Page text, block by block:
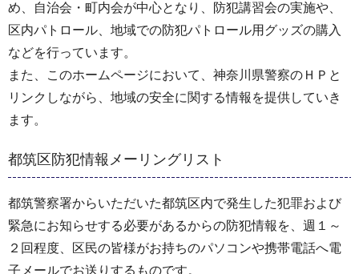
め、自治会・町内会が中心となり、防犯講習会の実施や、
区内パトロール、地域での防犯パトロール用グッズの購入
などを行っています。
また、このホームページにおいて、神奈川県警察のＨＰと
リンクしながら、地域の安全に関する情報を提供していき
ます。
都筑区防犯情報メーリングリスト
都筑警察署からいただいた都筑区内で発生した犯罪および
緊急にお知らせする必要があるからの防犯情報を、週１～
２回程度、区民の皆様がお持ちのパソコンや携帯電話へ電
子メールでお送りするものです。